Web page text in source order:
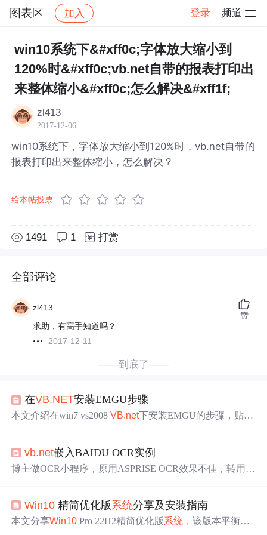
图表区 加入 登录 频道
社区 图表区 帖子详情
win10系统下&#xff0c;字体放大缩小到
120%时&#xff0c;vb.net自带的报表打印出
来整体缩小&#xff0c;怎么解决&#xff1f;
zl413
2017-12-06
win10系统下，字体放大缩小到120%时，vb.net自带的
报表打印出来整体缩小，怎么解决？
给本帖投票
1491 1 打赏
全部评论
zl413
求助，有高手知道吗？
2017-12-11
赞
——到底了——
在VB.NET安装EMGU步骤
本文介绍在win7 vs2008VB.net下安装EMGU的步骤，贴入
。此外，附有emgu函数、结构和枚举映射的说明。
vb.net嵌入BAIDU OCR实例
博主做OCR小程序，原用ASPRISE OCR效果不佳，转用百
括在百度AI平台注册、下载API接口程序，在VS添加dll引
用及代码等内容。
Win10 精简优化版系统分享及安装指南
本文分享Win10 Pro 22H2精简优化版系统 ，该版本平衡了